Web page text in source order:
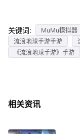
关键词: MuMu模拟器
流浪地球手游手游
《流浪地球手游》手游
相关资讯